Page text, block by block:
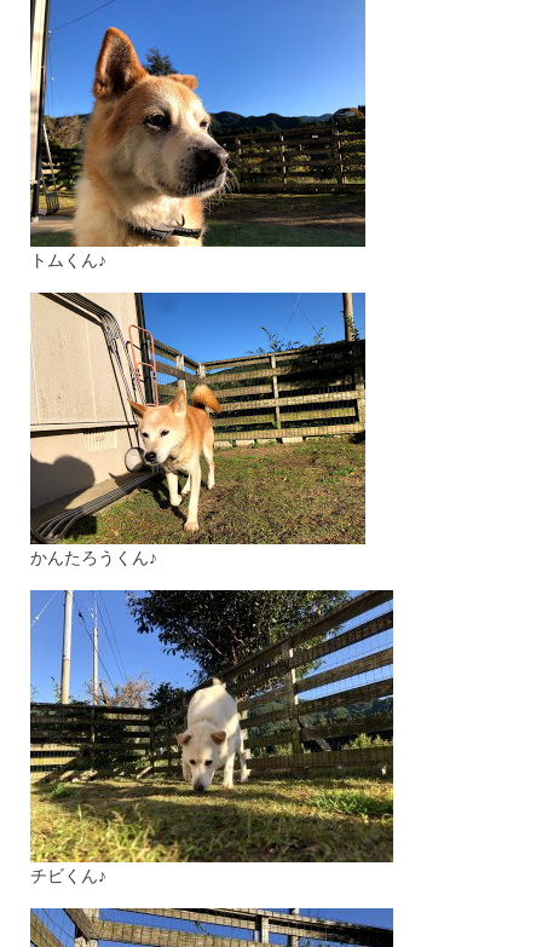
トムくん♪
かんたろうくん♪
チビくん♪